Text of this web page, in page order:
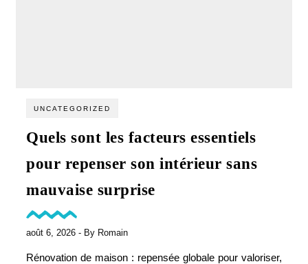
UNCATEGORIZED
Quels sont les facteurs essentiels
pour repenser son intérieur sans
mauvaise surprise
août 6, 2026 - By Romain
Rénovation de maison : repensée globale pour valoriser,